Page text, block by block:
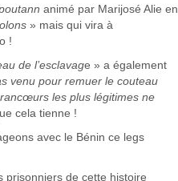
animé par Marijosé Alie en
» mais qui vira à
!
de l’esclavage » a également
venu pour remuer le couteau
les plus légitimes ne
cela tienne !
avec le Bénin ce legs
prisonniers de cette histoire